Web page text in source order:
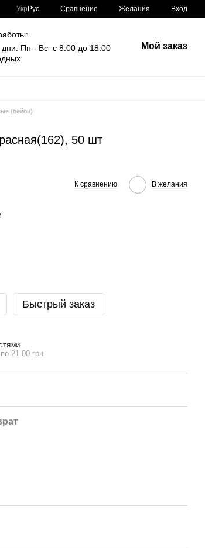
Укр Рус Сравнение Желания Вход
дни: Пн - Вс с 8.00 до 18.00
Мой заказ
(бейби)
50 шт
К сравнению В желания
Быстрый заказ
21.00 грн